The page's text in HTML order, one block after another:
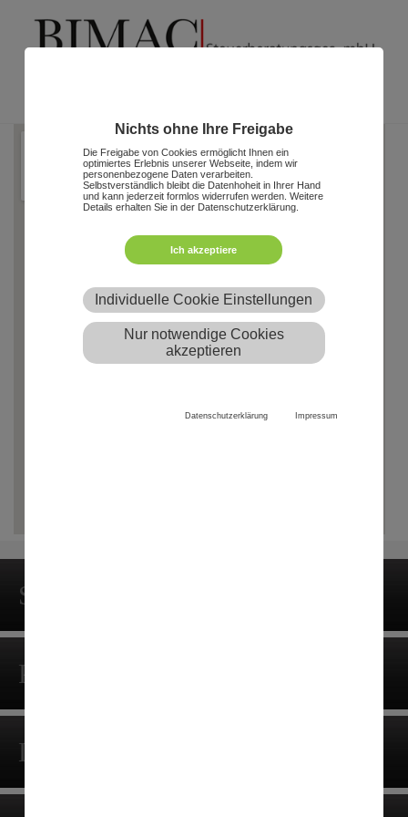
Nichts ohne Ihre Freigabe
Die Freigabe von Cookies ermöglicht Ihnen ein
optimiertes Erlebnis unserer Webseite, indem wir
personenbezogene Daten verarbeiten.
Selbstverständlich bleibt die Datenhoheit in Ihrer Hand
und kann jederzeit formlos widerrufen werden. Weitere
Details erhalten Sie in der Datenschutzerklärung.
Ich akzeptiere
Individuelle Cookie Einstellungen
Nur notwendige Cookies
akzeptieren
Datenschutzerklärung Impressum
Startseite
Portrait
Leistungen